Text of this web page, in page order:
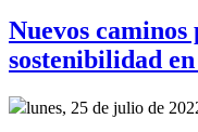
Nuevos
sostenibilidad
lunes, 25 de julio de